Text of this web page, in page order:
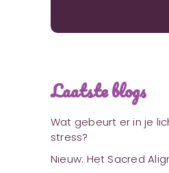
Laatste blogs
Wat gebeurt er in je
stress?
Nieuw: Het Sacred